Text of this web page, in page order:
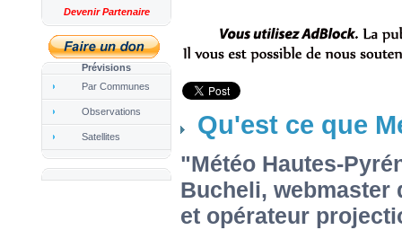
Devenir Partenaire
Prévisions
Par Communes
Observations
Satellites Qu'est ce que
"Météo Hautes-
Bucheli, webmaster
et opérateur